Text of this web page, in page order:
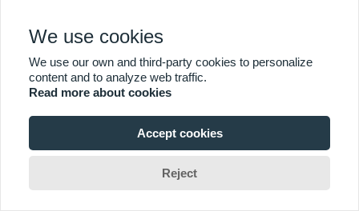
produção. Reposições: 2 a 4 semanas, dependendo do
tipo de produto. Somos flexíveis e sempre nos
esforçamos para atender aos prazos de entrega
5. Quais países ou regiões vocês
We use cookies
We use our own and third-party cookies to personalize
content and to analyze web traffic.
Read more about cookies
Accept cookies
Reject